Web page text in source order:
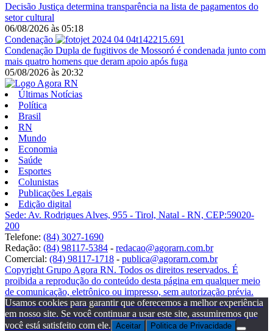
Decisão Justiça determina transparência na lista de pagamentos do
setor cultural
06/08/2026 às 05:18
Condenação
Condenação Dupla de fugitivos de Mossoró é condenada junto com
mais quatro homens que deram apoio após fuga
05/08/2026 às 20:32
Últimas Notícias
Política
Brasil
RN
Mundo
Economia
Saúde
Esportes
Colunistas
Publicações Legais
Edição digital
Sede: Av. Rodrigues Alves, 955 - Tirol, Natal - RN, CEP:59020-
200
Telefone: (84) 3027-1690
Redação: (84) 98117-5384 - redacao@agorarn.com.br
Comercial: (84) 98117-1718 - publica@agorarn.com.br
Copyright Grupo Agora RN. Todos os direitos reservados. É
proibida a reprodução do conteúdo desta página em qualquer meio
de comunicação, eletrônico ou impresso, sem autorização prévia.
Usamos cookies para garantir que oferecemos a melhor experiência
em nosso site. Se você continuar a usar este site, assumiremos que
você está satisfeito com ele. Aceitar Politica de Privacidade